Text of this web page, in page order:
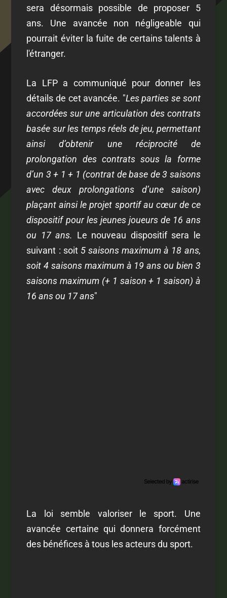
sera désormais possible de proposer 5
ans. Une avancée non négligeable qui
pourrait éviter la fuite de certains talents à
l'étranger.
La LFP a communiqué pour donner les
détails de cet avancée. "Les parties se sont
accordées sur une articulation des contrats
basée sur les temps réels de jeu, permettant
ainsi d’obtenir une réciprocité de
prolongation des contrats sous la forme
d’un 3 + 1 + 1 (contrat de base de 3 saisons
avec deux prolongations d’une saison)
plaçant ainsi le projet sportif au cœur de ce
dispositif pour les jeunes joueurs de 16 ans
ou 17 ans. Le nouveau dispositif sera le
suivant : soit 5 saisons maximum à 18 ans,
soit4 saisons maximum à 19 ans ou bien 3
saisons maximum (+ 1 saison + 1 saison) à
16 ans ou 17 ans"
La loi semble valoriser le sport. Une
avancée certaine qui donnera forcément
des bénéfices à tous les acteurs du sport.